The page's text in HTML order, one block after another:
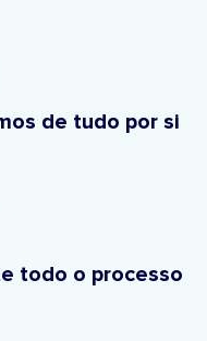
de tudo por si
todo o processo